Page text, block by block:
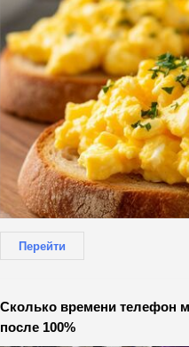
Перейти
Сколько времени телефон
после 100%